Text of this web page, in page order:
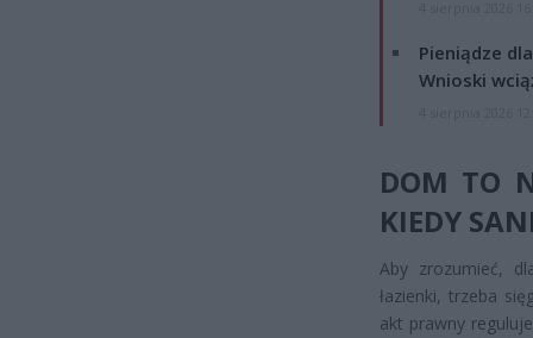
Pieniądze
Wnioski
DOM TO
KIEDY
Aby zrozumieć,
łazienki, trzeba
akt prawny